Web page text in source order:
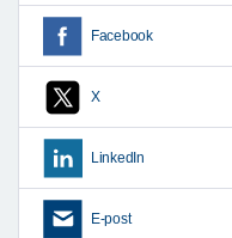
Facebook
X
LinkedIn
E-post